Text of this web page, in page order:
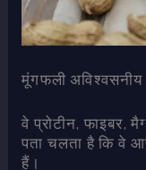
मूंगफली अविश्वसनीय
वे प्रोटीन, फाइबर,
पता चलता है कि वे
हैं।